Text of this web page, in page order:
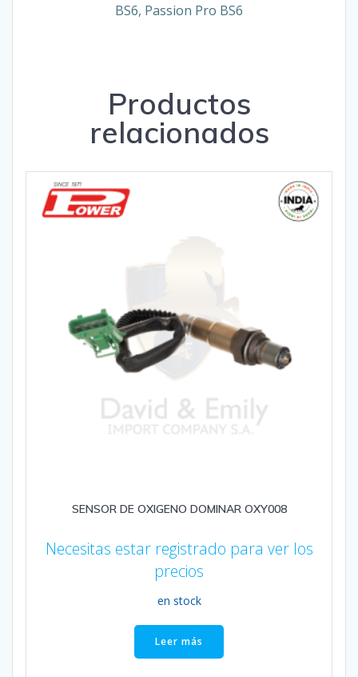
BS6, Passion Pro BS6
Productos
relacionados
SENSOR DE OXIGENO DOMINAR OXY008
Necesitas estar registrado para ver los
precios
en stock
Leer más